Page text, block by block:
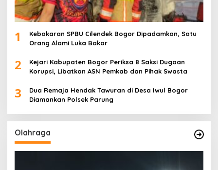
1
Kebakaran SPBU Cilendek Bogor Dipadamkan, Satu
Orang Alami Luka Bakar
2
Kejari Kabupaten Bogor Periksa 8 Saksi Dugaan
Korupsi, Libatkan ASN Pemkab dan Pihak Swasta
3
Dua Remaja Hendak Tawuran di Desa Iwul Bogor
Diamankan Polsek Parung
Olahraga